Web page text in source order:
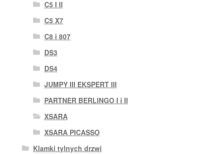
C5 I II
C5 X7
C8 i 807
DS3
DS4
JUMPY III EKSPERT III
PARTNER BERLINGO I i II
XSARA
XSARA PICASSO
Klamki tylnych drzwi